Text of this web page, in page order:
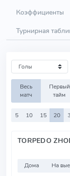
Коэффициенты
Турнирная
Весь
матч
Первый
тайм
5 10 15 20
TORPEDO
Дома На